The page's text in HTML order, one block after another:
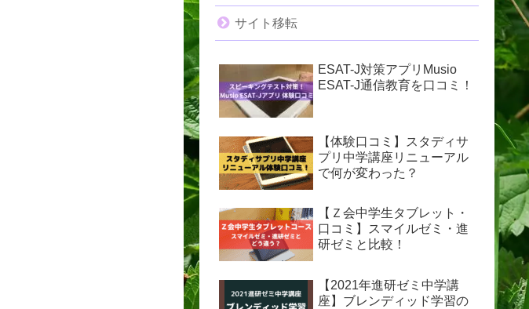
サイト移転
ESAT-J対策アプリMusio
ESAT-J通信教育を口コミ！
【体験口コミ】スタディサ
プリ中学講座リニューアル
で何が変わった？
【Ｚ会中学生タブレット・
口コミ】スマイルゼミ・進
研ゼミと比較！
【2021年進研ゼミ中学講
座】ブレンディッド学習の